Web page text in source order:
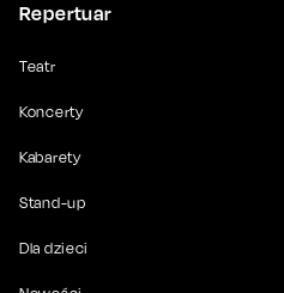
Repertuar
Teatr
Koncerty
Kabarety
Stand-up
Dla dzieci